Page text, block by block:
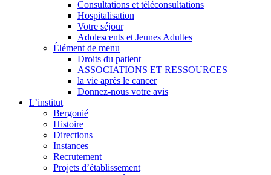
Consultations et téléconsultations
Hospitalisation
Votre séjour
Adolescents et Jeunes Adultes
Élément de menu
Droits du patient
ASSOCIATIONS ET RESSOURCES
la vie après le cancer
Donnez-nous votre avis
L’institut
Bergonié
Histoire
Directions
Instances
Recrutement
Projets d’établissement